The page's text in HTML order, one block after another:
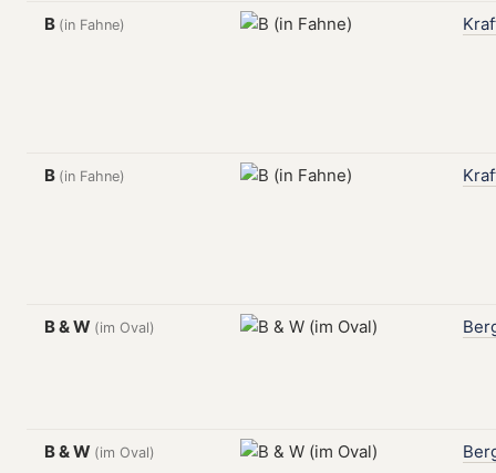
B (in Fahne)
B (in Fahne)
B & W (im Oval)
B & W (im Oval)